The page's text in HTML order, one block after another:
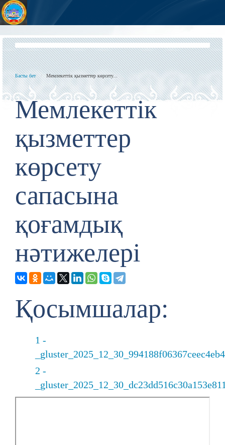
Басты бет Мемлекеттік қызметтер көрсету...
Мемлекеттік
қызметтер
көрсету
сапасына
қоғамдық
нәтижелері
Қосымшалар:
1 -
2 -